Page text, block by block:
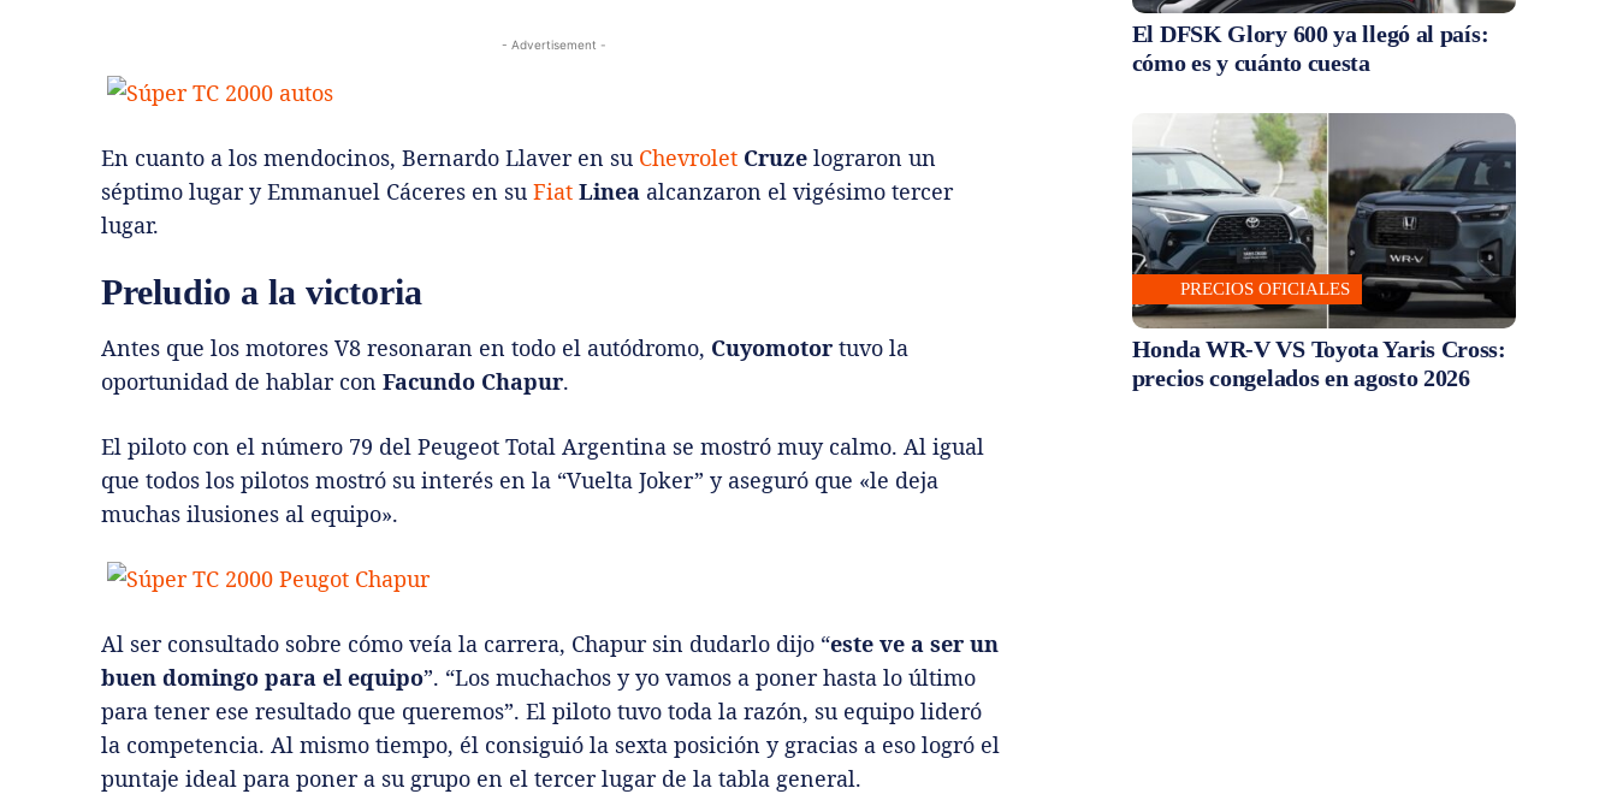
- Advertisement -
En cuanto a los mendocinos, Bernardo Llaver en su Chevrolet Cruze lograron un
séptimo lugar y Emmanuel Cáceres en su Fiat Linea alcanzaron el vigésimo tercer
lugar.
Preludio a la victoria
Antes que los motores V8 resonaran en todo el autódromo, Cuyomotor tuvo la
oportunidad de hablar con Facundo Chapur.
El piloto con el número 79 del Peugeot Total Argentina se mostró muy calmo. Al igual
que todos los pilotos mostró su interés en la “Vuelta Joker” y aseguró que «le deja
muchas ilusiones al equipo».
Al ser consultado sobre cómo veía la carrera, Chapur sin dudarlo dijo “este ve a ser un
buen domingo para el equipo”. “Los muchachos y yo vamos a poner hasta lo último
para tener ese resultado que queremos”. El piloto tuvo toda la razón, su equipo lideró
la competencia. Al mismo tiempo, él consiguió la sexta posición y gracias a eso logró el
puntaje ideal para poner a su grupo en el tercer lugar de la tabla general.
El DFSK Glory 600 ya llegó al país:
cómo es y cuánto cuesta
PRECIOS OFICIALES
Honda WR-V VS Toyota Yaris Cross:
precios congelados en agosto 2026